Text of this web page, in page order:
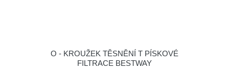
O - KROUŽEK TĚSNĚNÍ T PÍSKOVÉ
FILTRACE BESTWAY